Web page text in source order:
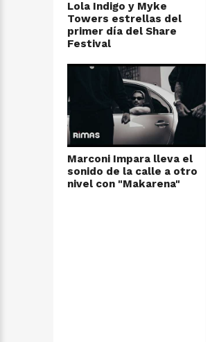
Lola Indigo y Myke
Towers estrellas del
primer día del Share
Festival
Marconi Impara lleva el
sonido de la calle a otro
nivel con "Makarena"